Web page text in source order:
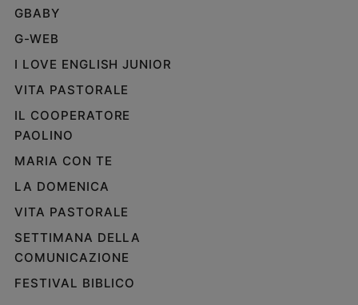
siamo
Contatti
Pubblicità
Redazione
Social
GBABY
G-WEB
I LOVE ENGLISH JUNIOR
VITA PASTORALE
IL COOPERATORE
PAOLINO
MARIA CON TE
LA DOMENICA
VITA PASTORALE
SETTIMANA DELLA
COMUNICAZIONE
FESTIVAL BIBLICO